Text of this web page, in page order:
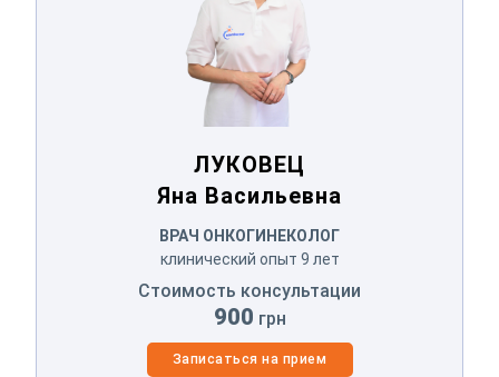
ЛУКОВЕЦ
Яна Васильевна
ВРАЧ ОНКОГИНЕКОЛОГ
клинический опыт 9 лет
Стоимость консультации
900 грн
Записаться на прием